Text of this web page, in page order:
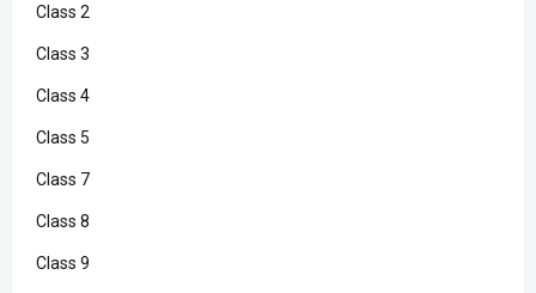
Class 2
Class 3
Class 4
Class 5
Class 7
Class 8
Class 9